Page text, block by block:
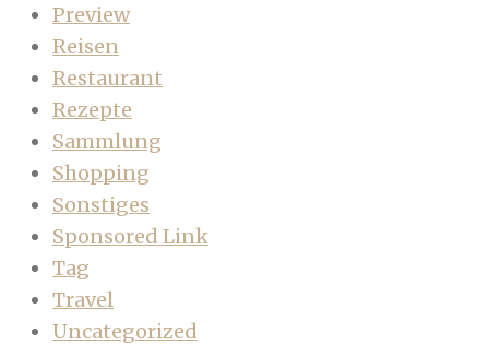
Preview
Reisen
Restaurant
Rezepte
Sammlung
Shopping
Sonstiges
Sponsored Link
Tag
Travel
Uncategorized